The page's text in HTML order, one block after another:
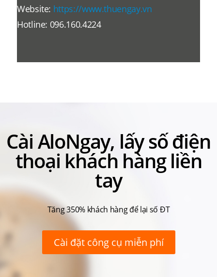
Website: https://www.thuengay.vn
Hotline: 096.160.4224
Cài AloNgay, lấy số điện
thoại khách hàng liền
tay
Tăng 350% khách hàng để lại số ĐT
Cài đặt công cụ miễn phí